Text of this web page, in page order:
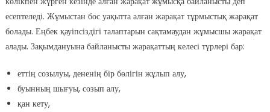
есептеледі. Жұмыстан бос уақытта алған жарақат тұрмыстық жарақат
болады. Еңбек қауіпсіздігі талаптарын сақтамаудан жұмысшы жарақат
алады. Зақымдануына байланысты жарақаттың келесі түрлері бар:
еттің созылуы, дененің бір бөлігін жұлып алу,
буынның шығуы, созып алу,
қан кету,